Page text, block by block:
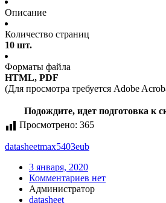
Описание
Количество страниц
10 шт.
Форматы файла
HTML, PDF
(Для просмотра требуется Adobe
Подождите, идет подготовка к
Просмотрено: 365
datasheetmax5403eub
3 января, 2020
Комментариев нет
Администратор
datasheet